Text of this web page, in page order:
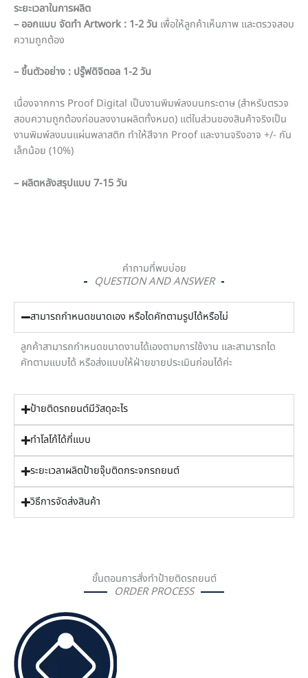
ระยะเวลาในการผลิต
– ออกแบบ จัดทำ Artwork : 1-2 วัน เพื่อให้ลูกค้าเห็นภาพ และตรวจสอบ
ความถูกต้อง
– ขึ้นตัวอย่าง : ปรู๊ฟดิจิตอล 1-2 วัน
เนื่องจากการ Proof Digital เป็นงานพิมพ์ลงบนกระดาษ (สำหรับตรวจ
สอบความถูกต้องก่อนลงงานผลิตทั้งหมด) แต่ในส่วนของสินค้าจริงเป็น
งานพิมพ์ลงบนแผ่นพลาสติก ทำให้สีจาก Proof และงานจริงอาจ +/- กัน
เล็กน้อย (10%)
– ผลิตหลังสรุปแบบ 7-15 วัน
คำถามที่พบบ่อย
QUESTION AND ANSWER
สามารถกำหนดขนาดเอง หรือไดคัทตามรูปได้หรือไม่
ลูกค้าสามารถกำหนดขนาดงานได้เองตามการใช้งาน และสามารถได
คัทตามแบบได้ หรือส่งแบบให้ฝ่ายขายประเมินก่อนได้ค่ะ
ป้ายติดรถยนต์มีวัสดุอะไร
ทำโลโก้ได้กี่แบบ
ระยะเวลาผลิตป้ายจุ๊บติดกระจกรถยนต์
วิธีการจัดส่งสินค้า
ขั้นตอนการสั่งทำป้ายติดรถยนต์
ORDER PROCESS